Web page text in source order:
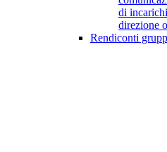
di
direzione
Rendiconti